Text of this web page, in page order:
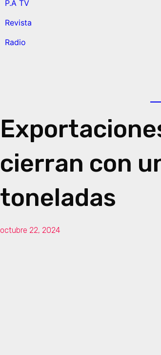
P.A TV
Revista
Radio
cierran con
toneladas
octubre 22, 2024